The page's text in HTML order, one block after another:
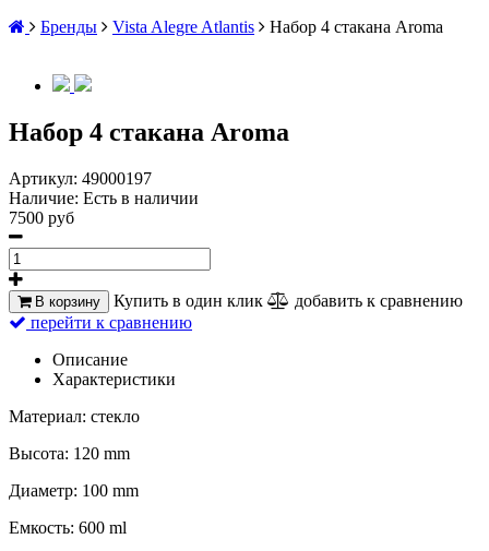
Бренды
Vista Alegre Atlantis Набор 4 стакана Aroma
Набор 4 стакана Aroma
Артикул: 49000197
Наличие: Есть в наличии
7500 руб
В корзину Купить в один клик
добавить к сравнению
перейти к сравнению
Описание
Характеристики
Материал: стекло
Высота: 120 mm
Диаметр: 100 mm
Емкость: 600 ml